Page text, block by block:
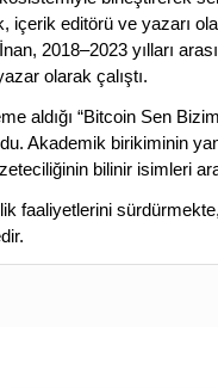
içerik editörü ve yazarı
2018–2023 yılları
olarak çalıştı.
aldığı “Bitcoin Sen
Akademik birikiminin
bilinir isimleri
faaliyetlerini